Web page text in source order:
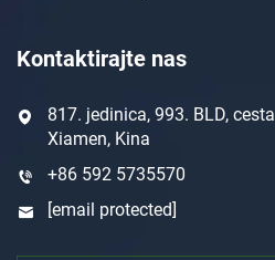
Kontaktirajte nas
817. jedinica, 993. BLD,
Xiamen, Kina
+86 592 5735570
[email protected]